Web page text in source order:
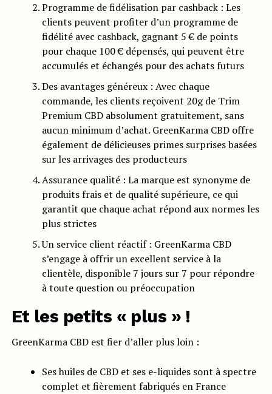
Programme de fidélisation par cashback : Les
clients peuvent profiter d’un programme de
fidélité avec cashback, gagnant 5 € de points
pour chaque 100 € dépensés, qui peuvent être
accumulés et échangés pour des achats futurs
Des avantages généreux : Avec chaque
commande, les clients reçoivent 20g de Trim
Premium CBD absolument gratuitement, sans
aucun minimum d’achat. GreenKarma CBD offre
également de délicieuses primes surprises basées
sur les arrivages des producteurs
Assurance qualité : La marque est synonyme de
produits frais et de qualité supérieure, ce qui
garantit que chaque achat répond aux normes les
plus strictes
Un service client réactif : GreenKarma CBD
s’engage à offrir un excellent service à la
clientèle, disponible 7 jours sur 7 pour répondre
à toute question ou préoccupation
Et les petits « plus » !
GreenKarma CBD est fier d’aller plus loin :
Ses huiles de CBD et ses e-liquides sont à spectre
complet et fièrement fabriqués en France